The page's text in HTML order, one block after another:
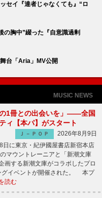
セイ『達者じゃなくても』“ロ
の胸中”綴った『自意識過剰
台「Aria」MV公開
MUSIC NEWS
の1冊との出会いを」――全国
ィ【本パ】がスタート
Ｊ－ＰＯＰ
2026年8月9日
に東京・紀伊國屋書店新宿本店
マウントレーニアと「新潮文庫
画する新潮文庫がコラボしたプロ
グイベントが開催された。 本プ
読む